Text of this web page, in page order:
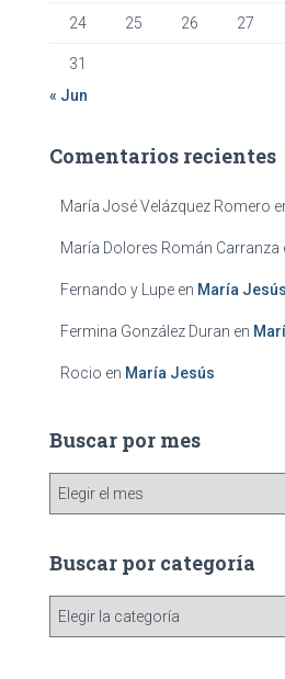
24 25 26 27
31
« Jun
Comentarios recientes
María José Velázquez Romero
María Dolores Román Carranza
Fernando y Lupe en María Jesús
Fermina González Duran en
Rocio en María Jesús
Buscar por mes
c
Buscar por categoría